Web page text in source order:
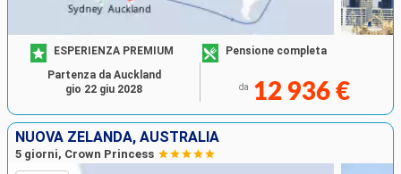
ESPERIENZA PREMIUM Pensione completa
da 12 936 €
Partenza da Auckland
gio 22 giu 2028
NUOVA ZELANDA, AUSTRALIA
5 giorni, Crown Princess